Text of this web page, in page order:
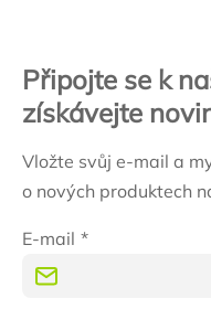
Připojte se k
získávejte
Vložte svůj e-mail a
o nových produktech
E-mail